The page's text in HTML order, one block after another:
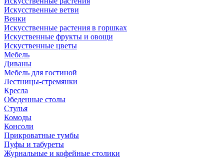
Искусственные ветви
Венки
Искусственные растения в горшках
Искуственные фрукты и овощи
Искуственные цветы
Мебель
Диваны
Мебель для гостиной
Лестницы-стремянки
Кресла
Обеденные столы
Стулья
Комоды
Консоли
Прикроватные тумбы
Пуфы и табуреты
Журнальные и кофейные столики